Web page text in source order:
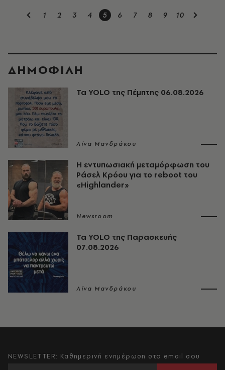
1 2 3 4 5 6 7 8 9 10
ΔΗΜΟΦΙΛΗ
Τα YOLO της Πέμπτης 06.08.2026
Λίνα Μανδράκου
Η εντυπωσιακή μεταμόρφωση του
Ράσελ Κρόου για το reboot του
«Highlander»
Newsroom
Τα YOLO της Παρασκευής
07.08.2026
Λίνα Μανδράκου
NEWSLETTER: Καθημερινή ενημέρωση στο email σου